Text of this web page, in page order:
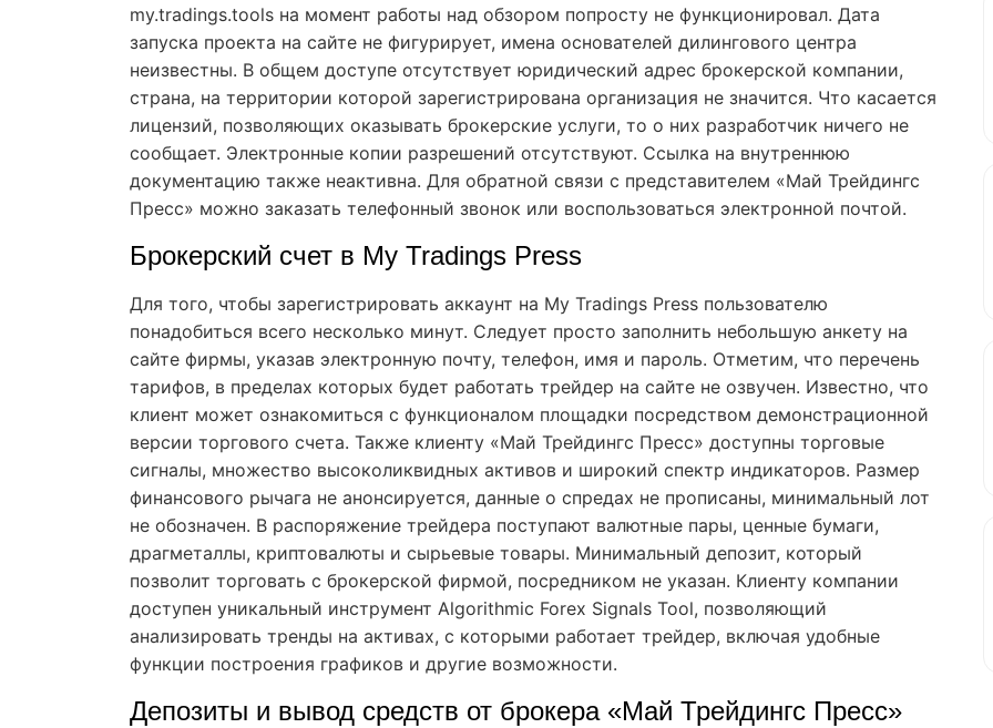
my.tradings.tools на момент работы над обзором попросту не функционировал. Дата
запуска проекта на сайте не фигурирует, имена основателей дилингового центра
неизвестны. В общем доступе отсутствует юридический адрес брокерской компании,
страна, на территории которой зарегистрирована организация не значится. Что касается
лицензий, позволяющих оказывать брокерские услуги, то о них разработчик ничего не
сообщает. Электронные копии разрешений отсутствуют. Ссылка на внутреннюю
документацию также неактивна. Для обратной связи с представителем «Май Трейдингс
Пресс» можно заказать телефонный звонок или воспользоваться электронной почтой.
Брокерский счет в My Tradings Press
Для того, чтобы зарегистрировать аккаунт на My Tradings Press пользователю
понадобиться всего несколько минут. Следует просто заполнить небольшую анкету на
сайте фирмы, указав электронную почту, телефон, имя и пароль. Отметим, что перечень
тарифов, в пределах которых будет работать трейдер на сайте не озвучен. Известно, что
клиент может ознакомиться с функционалом площадки посредством демонстрационной
версии торгового счета. Также клиенту «Май Трейдингс Пресс» доступны торговые
сигналы, множество высоколиквидных активов и широкий спектр индикаторов. Размер
финансового рычага не анонсируется, данные о спредах не прописаны, минимальный лот
не обозначен. В распоряжение трейдера поступают валютные пары, ценные бумаги,
драгметаллы, криптовалюты и сырьевые товары. Минимальный депозит, который
позволит торговать с брокерской фирмой, посредником не указан. Клиенту компании
доступен уникальный инструмент Algorithmic Forex Signals Tool, позволяющий
анализировать тренды на активах, с которыми работает трейдер, включая удобные
функции построения графиков и другие возможности.
Депозиты и вывод средств от брокера «Май Трейдингс Пресс»